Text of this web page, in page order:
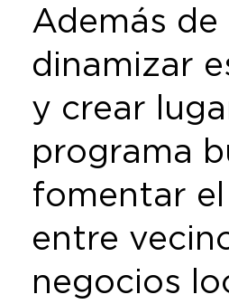
Además de
dinamizar
y crear
programa
fomentar
entre
negocios